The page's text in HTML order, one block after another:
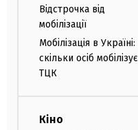
Відстрочка від
мобілізації
Мобілізація в Україні:
скільки осіб мобілізує
ТЦК
Кіно